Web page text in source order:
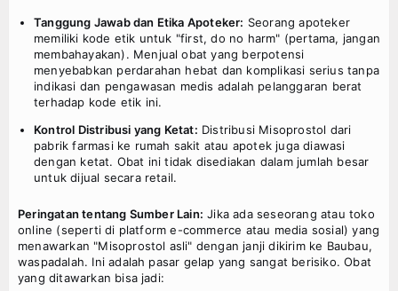
Tanggung Jawab dan Etika Apoteker: Seorang apoteker
memiliki kode etik untuk "first, do no harm" (pertama, jangan
membahayakan). Menjual obat yang berpotensi
menyebabkan perdarahan hebat dan komplikasi serius tanpa
indikasi dan pengawasan medis adalah pelanggaran berat
terhadap kode etik ini.
Kontrol Distribusi yang Ketat: Distribusi Misoprostol dari
pabrik farmasi ke rumah sakit atau apotek juga diawasi
dengan ketat. Obat ini tidak disediakan dalam jumlah besar
untuk dijual secara retail.
Peringatan tentang Sumber Lain: Jika ada seseorang atau toko
online (seperti di platform e-commerce atau media sosial) yang
menawarkan "Misoprostol asli" dengan janji dikirim ke Baubau,
waspadalah. Ini adalah pasar gelap yang sangat berisiko. Obat
yang ditawarkan bisa jadi: